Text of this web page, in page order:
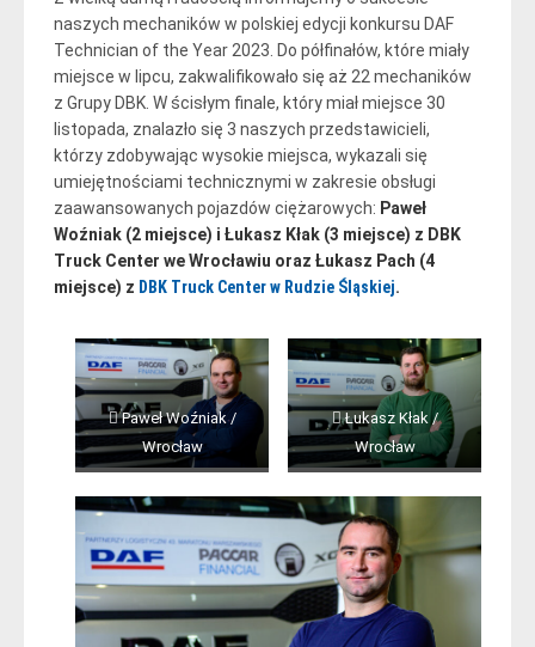
naszych mechaników w polskiej edycji konkursu DAF
Technician of the Year 2023. Do półfinałów, które miały
miejsce w lipcu, zakwalifikowało się aż 22 mechaników
z Grupy DBK. W ścisłym finale, który miał miejsce 30
listopada, znalazło się 3 naszych przedstawicieli,
którzy zdobywając wysokie miejsca, wykazali się
umiejętnościami technicznymi w zakresie obsługi
zaawansowanych pojazdów ciężarowych: Paweł
Woźniak (2 miejsce) i Łukasz Kłak (3 miejsce) z DBK
Truck Center we Wrocławiu oraz Łukasz Pach (4
miejsce) z DBK Truck Center w Rudzie Śląskiej.
 Paweł Woźniak /
Wrocław
 Łukasz Kłak /
Wrocław